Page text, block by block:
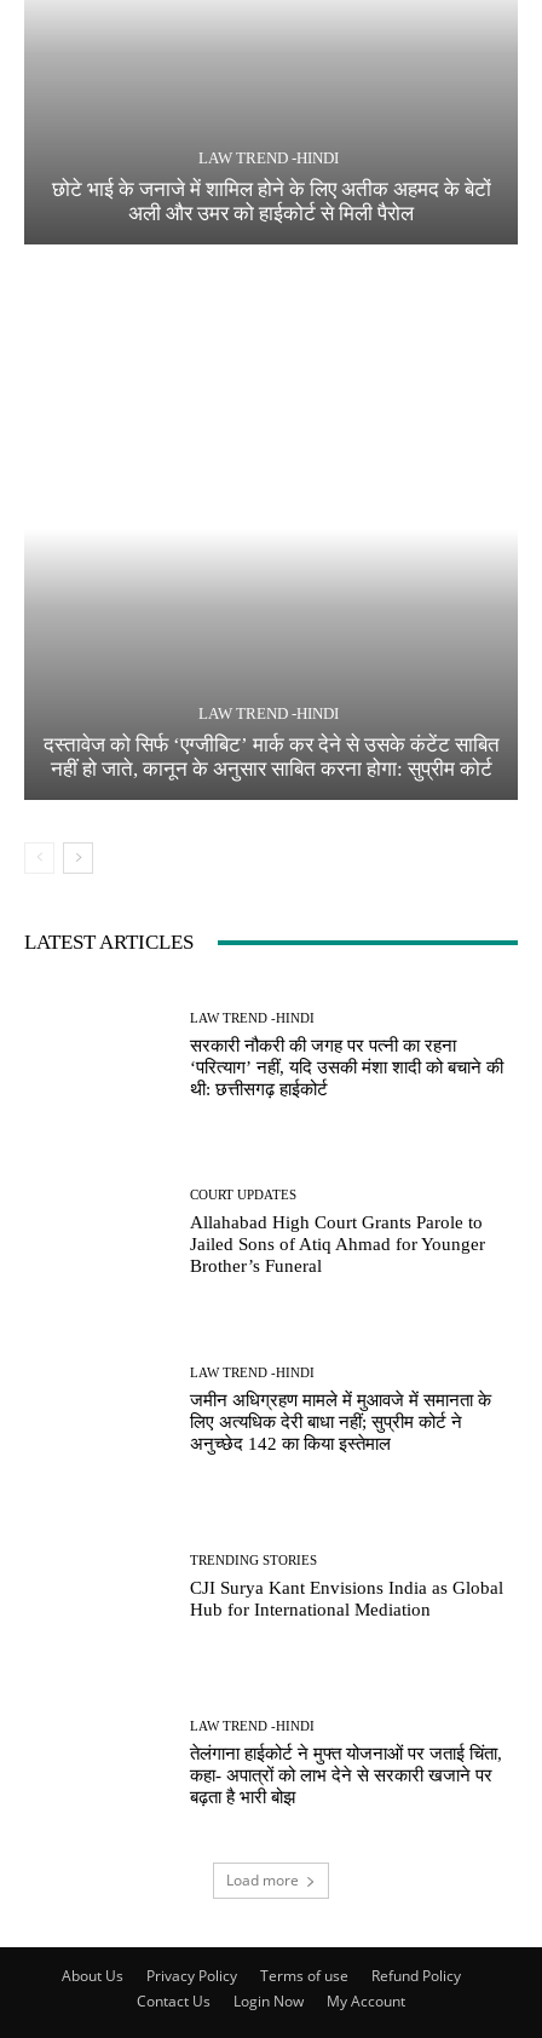
LAW TREND -HINDI
छोटे भाई के जनाजे में शामिल होने के लिए अतीक अहमद के बेटों
अली और उमर को हाईकोर्ट से मिली पैरोल
LAW TREND -HINDI
दस्तावेज को सिर्फ ‘एग्जीबिट’ मार्क कर देने से उसके कंटेंट साबित
नहीं हो जाते, कानून के अनुसार साबित करना होगा: सुप्रीम कोर्ट
LATEST ARTICLES
LAW TREND -HINDI
सरकारी नौकरी की जगह पर पत्नी का रहना
‘परित्याग’ नहीं, यदि उसकी मंशा शादी को बचाने की
थी: छत्तीसगढ़ हाईकोर्ट
COURT UPDATES
Allahabad High Court Grants Parole to
Jailed Sons of Atiq Ahmad for Younger
Brother’s Funeral
LAW TREND -HINDI
जमीन अधिग्रहण मामले में मुआवजे में समानता के
लिए अत्यधिक देरी बाधा नहीं; सुप्रीम कोर्ट ने
अनुच्छेद 142 का किया इस्तेमाल
TRENDING STORIES
CJI Surya Kant Envisions India as Global
Hub for International Mediation
LAW TREND -HINDI
तेलंगाना हाईकोर्ट ने मुफ्त योजनाओं पर जताई चिंता,
कहा- अपात्रों को लाभ देने से सरकारी खजाने पर
बढ़ता है भारी बोझ
Load more
About Us Privacy Policy Terms of use
Refund Policy
Contact Us
Login Now My Account